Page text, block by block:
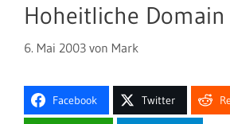
Hoheitliche Domain
6. Mai 2003 von Mark
Facebook Twitter